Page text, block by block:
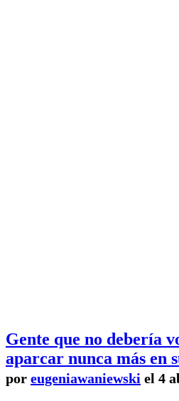
Gente que no debería
aparcar nunca más en
por eugeniawaniewski el 4